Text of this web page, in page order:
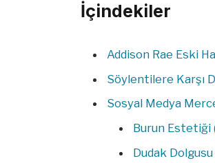
İçindekiler
Addison Rae Eski
Söylentilere Karşı
Sosyal Medya
Burun Estetiği
Dudak Dolgusu